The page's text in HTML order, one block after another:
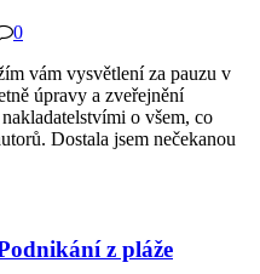
0
vám vysvětlení za pauzu v
úpravy a zveřejnění
o všem, co
Dostala jsem nečekanou
z pláže